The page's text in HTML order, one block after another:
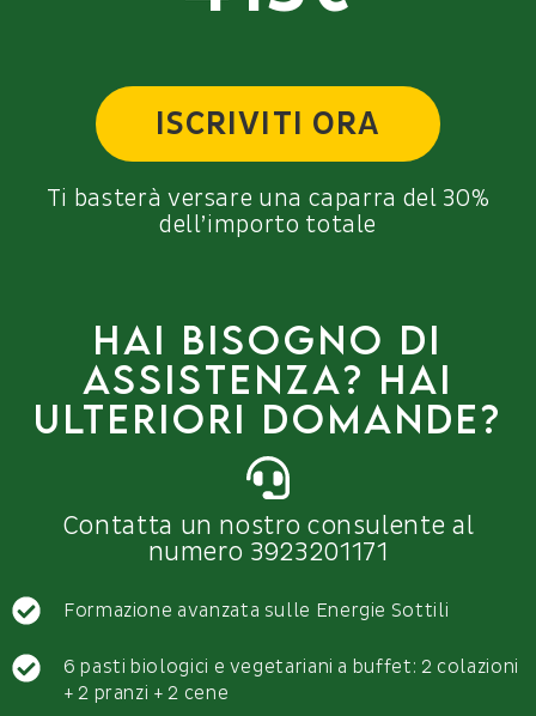
ISCRIVITI ORA
Ti basterà versare una caparra del 30%
dell’importo totale
Hai bisogno di
assistenza? Hai
ulteriori domande?
Contatta un nostro consulente al
numero 3923201171
Formazione avanzata sulle Energie Sottili
6 pasti biologici e vegetariani a buffet: 2 colazioni
+ 2 pranzi + 2 cene